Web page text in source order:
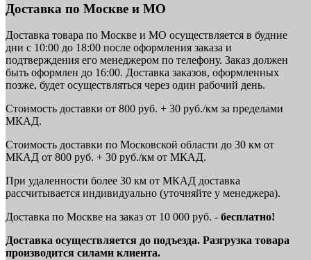
Доставка по Москве и МО
Доставка товара по Москве и МО осуществляется в будние
дни с 10:00 до 18:00 после оформления заказа и
подтверждения его менеджером по телефону. Заказ должен
быть оформлен до 16:00. Доставка заказов, оформленных
позже, будет осуществляться через один рабочий день.
Стоимость доставки от 800 руб. + 30 руб./км за пределами
МКАД.
Стоимость доставки по Московской области до 30 км от
МКАД от 800 руб. + 30 руб./км от МКАД.
При удаленности более 30 км от МКАД доставка
рассчитывается индивидуально (уточняйте у менеджера).
Доставка по Москве на заказ от 10 000 руб. - бесплатно!
Доставка осуществляется до подъезда. Разгрузка товара
производится силами клиента.